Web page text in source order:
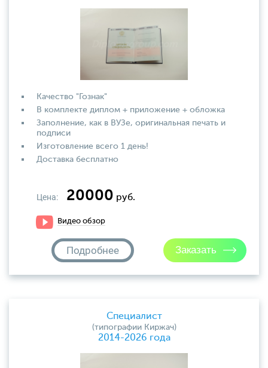
Качество "Гознак"
В комплекте диплом + приложение + обложка
Заполнение, как в ВУЗе, оригинальная печать и
подписи
Изготовление всего 1 день!
Доставка бесплатно
Цена: 20000 руб.
Видео обзор
Подробнее
Специалист
(типографии Киржач)
2014-2026 года